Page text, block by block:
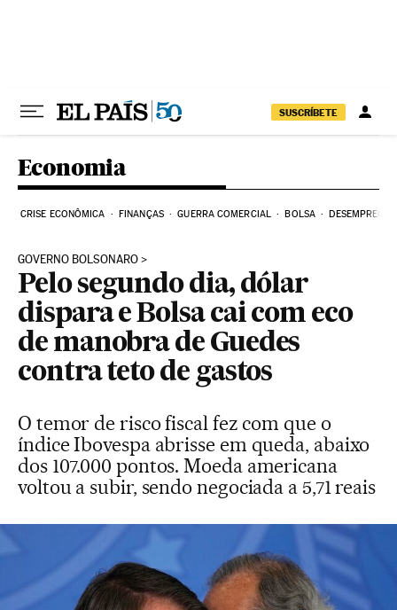
SUSCRÍBETE
Economia
CRISE ECONÔMICA FINANÇAS GUERRA COMERCIAL BOLSA DESEMPREGO
GOVERNO BOLSONARO
Pelo segundo dia, dólar
dispara e Bolsa cai com eco
de manobra de Guedes
contra teto de gastos
O temor de risco fiscal fez com que o
índice Ibovespa abrisse em queda, abaixo
dos 107.000 pontos. Moeda americana
voltou a subir, sendo negociada a 5,71 reais